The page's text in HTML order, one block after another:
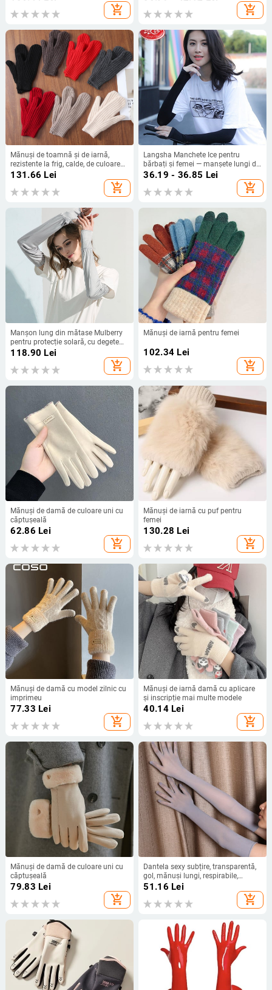
add_shopping_cart add_shopping_cart
Mănuși de toamnă și de iarnă,
rezistente la frig, calde, de culoare
solidă, pentru femei, cu fire de lână
100%, en-gros, producători de
comerț exterior transfrontalier
131.66 Lei
add_shopping_cart
Langsha Manchete Ice pentru
bărbați și femei — manșete lungi de
protecție solară pentru alergare și
ciclism în aer liber, răcoroase și
respirabile
36.19 - 36.85 Lei
add_shopping_cart
Manșon lung din mătase Mulberry
pentru protecție solară, cu degete
parțiale, respirabil, pentru
118.90 Lei
add_shopping_cart
Mănuși de iarnă pentru femei
102.34 Lei
add_shopping_cart
Mănuși de damă de culoare uni cu
căptușeală
62.86 Lei
add_shopping_cart
Mănuși de iarnă cu puf pentru
femei
130.28 Lei
add_shopping_cart
Mănuși de damă cu model zilnic cu
imprimeu
77.33 Lei
add_shopping_cart
Mănuși de iarnă damă cu aplicare
și inscripție mai multe modele
40.14Lei
add_shopping_cart
Mănuși de damă de culoare uni cu
căptușeală
79.83 Lei
add_shopping_cart
Dantela sexy subțire, transparentă,
gol, mănuși lungi, respirabile,
elasticitate ridicată, solide, femei,
bărbat, alb, negru, ciorapi strâmți,
cosplay
51.16 Lei
add_shopping_cart